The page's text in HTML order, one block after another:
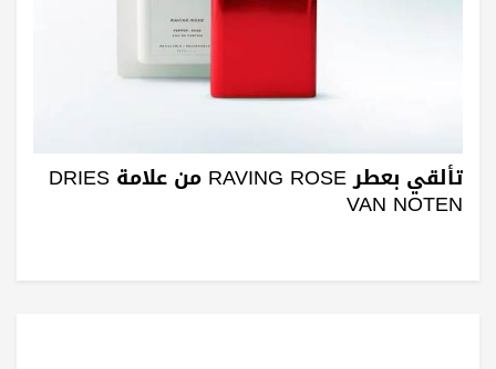
تألقي بعطر RAVING ROSE من علامة DRIES
VAN NOTEN